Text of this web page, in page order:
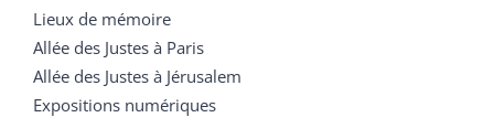
Lieux de mémoire
Allée des Justes à Paris
Allée des Justes à Jérusalem
Expositions numériques